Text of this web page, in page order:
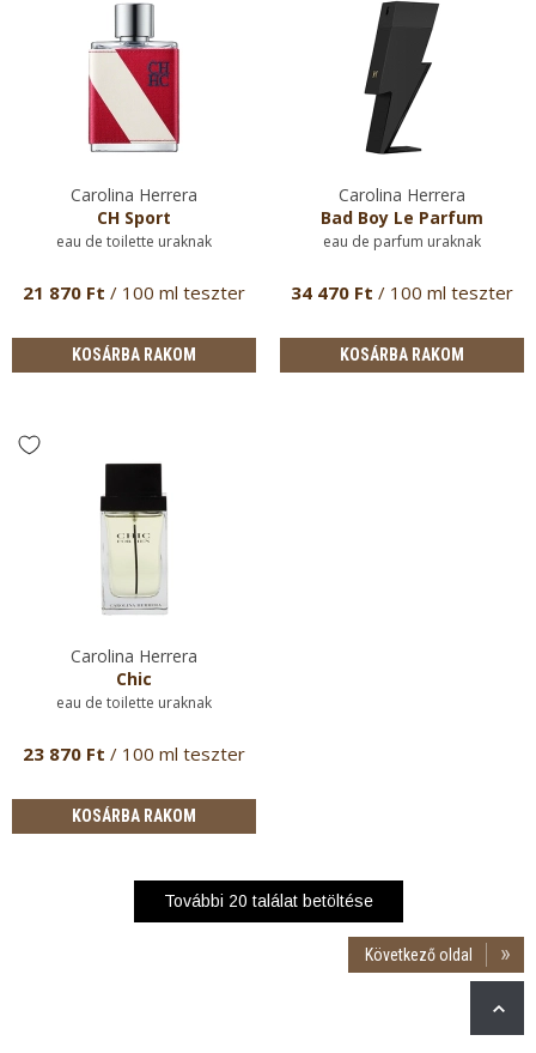
Carolina Herrera
CH Sport
eau de toilette uraknak
21 870 Ft / 100 ml teszter
KOSÁRBA RAKOM
Carolina Herrera
Bad Boy Le Parfum
eau de parfum uraknak
34 470 Ft / 100 ml teszter
KOSÁRBA RAKOM
Carolina Herrera
Chic
eau de toilette uraknak
23 870 Ft / 100 ml teszter
KOSÁRBA RAKOM
További 20 találat betöltése
Következő oldal